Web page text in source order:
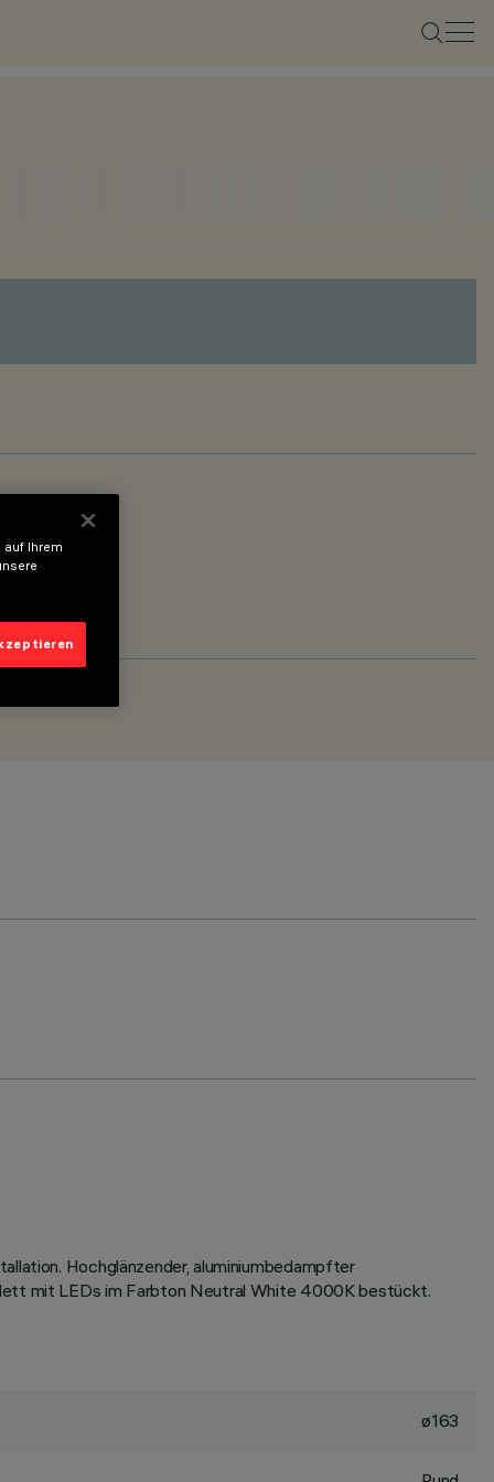
Hochglänzender, aluminiumbedampfter
mit LEDs im Farbton Neutral White 4000K bestückt.
ø163
auf Ihrem